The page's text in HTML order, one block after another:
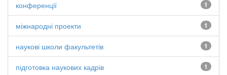
1
конференції
1
міжнародні проекти
1
наукові школи факультетів
1
підготовка наукових кадрів